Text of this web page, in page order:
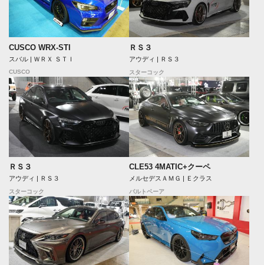
CUSCO WRX-STI
スバル | ＷＲＸ ＳＴＩ
CUSCO
ＲＳ３
アウディ | ＲＳ３
スターコック
ＲＳ３
アウディ | ＲＳ３
スターコック
CLE53 4MATIC+クーペ
メルセデスＡＭＧ | Ｅクラス
バルトベーア